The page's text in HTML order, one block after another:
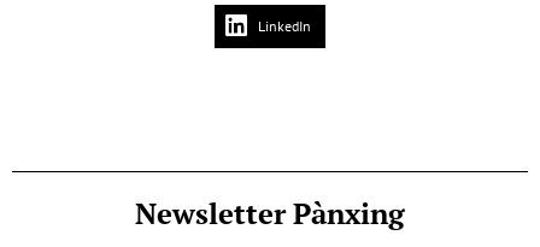
LinkedIn
Newsletter Pànxing